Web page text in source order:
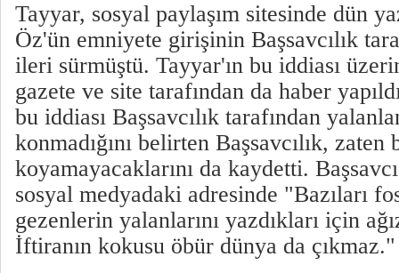
Tayyar, sosyal paylaşım sitesinde dün
Öz'ün emniyete girişinin Başsavcılık
ileri sürmüştü. Tayyar'ın bu iddiası
gazete ve site tarafından da haber
bu iddiası Başsavcılık tarafından
konmadığını belirten Başsavcılık,
koyamayacaklarını da kaydetti.
sosyal medyadaki adresinde "Bazıları
gezenlerin yalanlarını yazdıkları için
İftiranın kokusu öbür dünya da